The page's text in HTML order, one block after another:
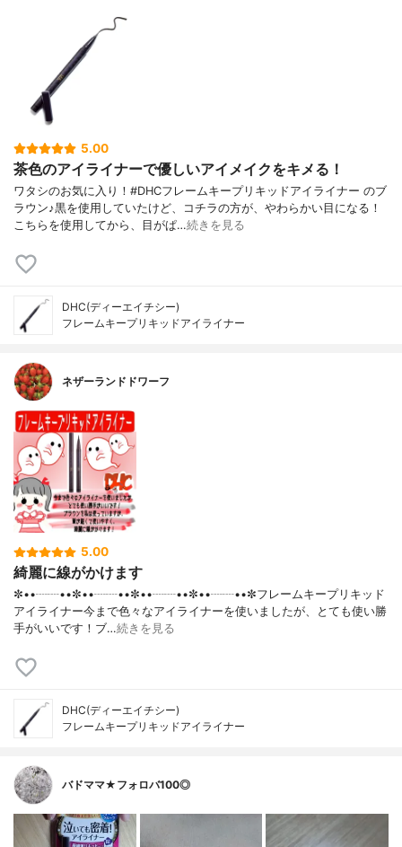
5.00
茶色のアイライナーで優しいアイメイクをキメる！
ワタシのお気に入り！#DHCフレームキープリキッドアイライナー のブ
ラウン♪黒を使用していたけど、コチラの方が、やわらかい目になる！
こちらを使用してから、目がぱ…続きを見る
DHC(ディーエイチシー)
フレームキープリキッドアイライナー
ネザーランドドワーフ
5.00
綺麗に線がかけます
✼••┈┈••✼••┈┈••✼••┈┈••✼••┈┈••✼フレームキープリキッド
アイライナー今まで色々なアイライナーを使いましたが、とても使い勝
手がいいです！ブ…続きを見る
DHC(ディーエイチシー)
フレームキープリキッドアイライナー
バドママ★フォロバ100◎